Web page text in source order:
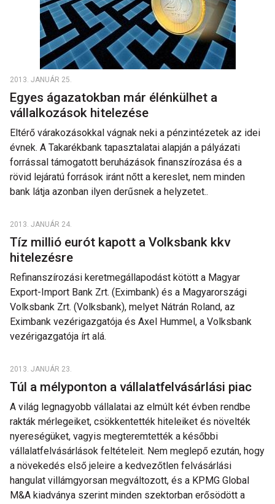
2013. JANUÁR 25.
Egyes ágazatokban már élénkülhet a
vállalkozások hitelezése
Eltérő várakozásokkal vágnak neki a pénzintézetek az idei
évnek. A Takarékbank tapasztalatai alapján a pályázati
forrással támogatott beruházások finanszírozása és a
rövid lejáratú források iránt nőtt a kereslet, nem minden
bank látja azonban ilyen derűsnek a helyzetet..
2013. JANUÁR 24.
Tíz millió eurót kapott a Volksbank kkv
hitelezésre
Refinanszírozási keretmegállapodást kötött a Magyar
Export-Import Bank Zrt. (Eximbank) és a Magyarországi
Volksbank Zrt. (Volksbank), melyet Nátrán Roland, az
Eximbank vezérigazgatója és Axel Hummel, a Volksbank
vezérigazgatója írt alá.
2013. JANUÁR 23.
Túl a mélyponton a vállalatfelvásárlási piac
A világ legnagyobb vállalatai az elmúlt két évben rendbe
rakták mérlegeiket, csökkentették hiteleiket és növelték
nyereségüket, vagyis megteremtették a későbbi
vállalatfelvásárlások feltételeit. Nem meglepő ezután, hogy
a növekedés első jeleire a kedvezőtlen felvásárlási
hangulat villámgyorsan megváltozott, és a KPMG Global
M&A kiadványa szerint minden szektorban erősödött a